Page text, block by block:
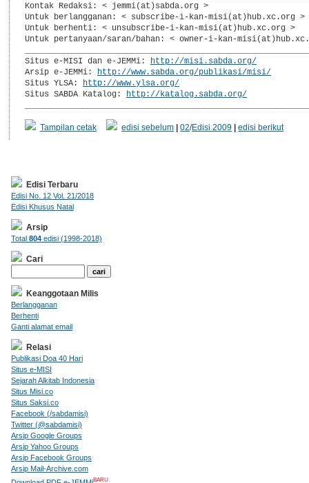
Kontak Redaksi: < jemmi(at)sabda.org >
Untuk berlangganan: < subscribe-i-kan-misi(at)hub.xc.org >
Untuk berhenti: < unsubscribe-i-kan-misi(at)hub.xc.org >
Untuk pertanyaan/saran/bahan: < owner-i-kan-
Situs e-MISI dan e-JEMMi:
http://misi.sabda.org/
Arsip e-JEMMi:
http://www.sabda.org/publikasi/misi/
Situs YLSA:
http://www.ylsa.org/
Situs SABDA Katalog:
http://katalog.sabda.org/
Tampilan cetak edisi sebelum |02/Edisi 2009 |edisi berikut
Edisi Terbaru
Edisi No. 12 Vol. 21/2018
Edisi Khusus Natal
Arsip
Total 804edisi (1998-2018)
Cari
Keanggotaan Milis
Berlangganan
Berhenti
Ganti alamat email
Relasi
Publikasi Doa 40 Hari
Situs e-MISI
Sejarah Alkitab Indonesia
Situs Misi.co
Situs Saksi.co
Facebook (/sabdamisi)
Twitter (@sabdamisi)
Arsip Google Groups
Arsip Yahoo Groups
Arsip Facebook Groups
Arsip Mail-Archive.com
BARU